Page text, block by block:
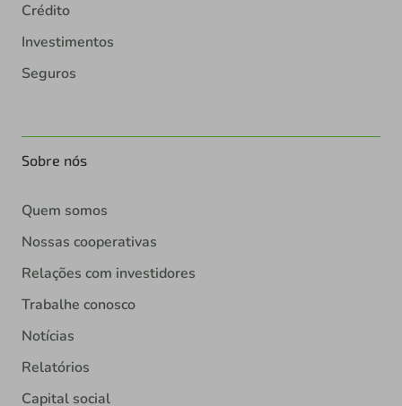
Crédito
Investimentos
Seguros
Sobre nós
Quem somos
Nossas cooperativas
Relações com investidores
Trabalhe conosco
Notícias
Relatórios
Capital social